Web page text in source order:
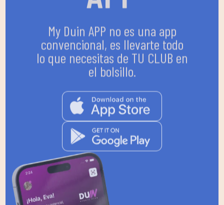
My Duin APP no es una app
convencional, es llevarte todo
lo que necesitas de TU CLUB en
el bolsillo.